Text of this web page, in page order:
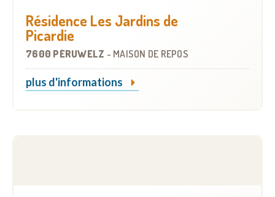
Résidence Les Jardins de
Picardie
7600 PÉRUWELZ - MAISON DE REPOS
plus d'informations